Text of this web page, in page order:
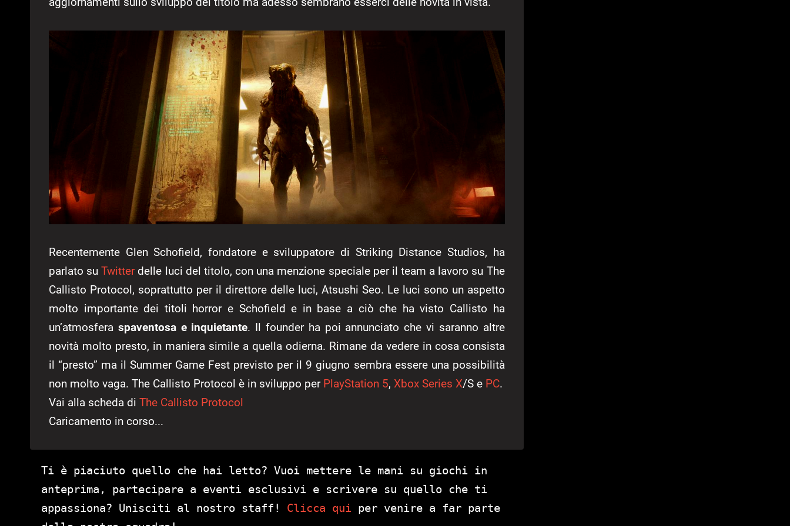
Recentemente Glen Schofield, fondatore e sviluppatore di Striking Distance Studios, ha
parlato suTwitterdelle luci del titolo, con una menzione speciale per il team a lavoro su The
Callisto Protocol, soprattutto per il direttore delle luci, Atsushi Seo. Le luci sono un aspetto
molto importante dei titoli horror e Schofield e in base a ciò che ha visto Callisto ha
un’atmosfera spaventosa e inquietante. Il founder ha poi annunciato che vi saranno altre
novità molto presto, in maniera simile a quella odierna. Rimane da vedere in cosa consista
il “presto” ma il Summer Game Fest previsto per il 9 giugno sembra essere una possibilità
non molto vaga. The Callisto Protocol è in sviluppo per PlayStation 5, Xbox Series X/S e PC.
Vai alla scheda di The Callisto Protocol
Caricamento in corso...
Ti è piaciuto quello che hai letto? Vuoi mettere le mani su giochi in
anteprima, partecipare a eventi esclusivi e scrivere su quello che ti
appassiona? Unisciti al nostro staff! Clicca qui per venire a far parte